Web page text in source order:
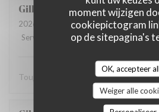
moment wijzigen
cookiepictogram
op de sitepagina's
OK, accepteer
Weiger alle
Gilbert
2026-07-21
- 12:30 - Gasten 2
Service
Atmosfeer:5/5 Keuken :
Toujours excellent, service